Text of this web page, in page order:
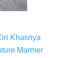
Khasnya
Marmer